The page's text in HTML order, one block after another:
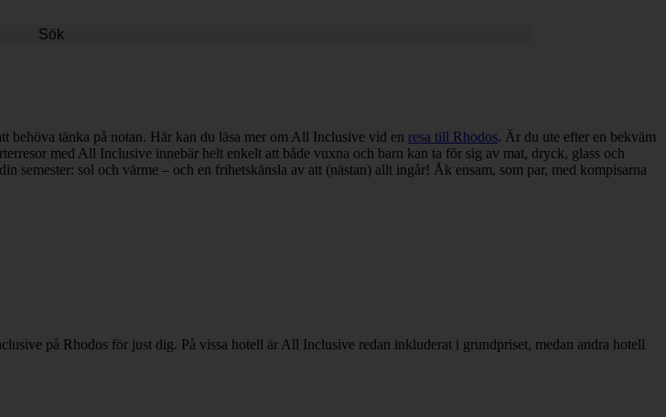
Sök
behöva tänka på notan. Här kan du läsa mer om All Inclusive vid en resa till Rhodos. Är du ute efter en bekväm
med All Inclusive innebär helt enkelt att både vuxna och barn kan ta för sig av mat, dryck, glass och
semester: sol och värme – och en frihetskänsla av att (nästan) allt ingår! Åk ensam, som par, med kompisarna
på Rhodos för just dig. På vissa hotell är All Inclusive redan inkluderat i grundpriset, medan andra hotell